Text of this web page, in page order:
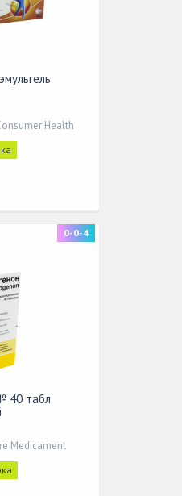
Health
0-0-4
40 табл
Medicament